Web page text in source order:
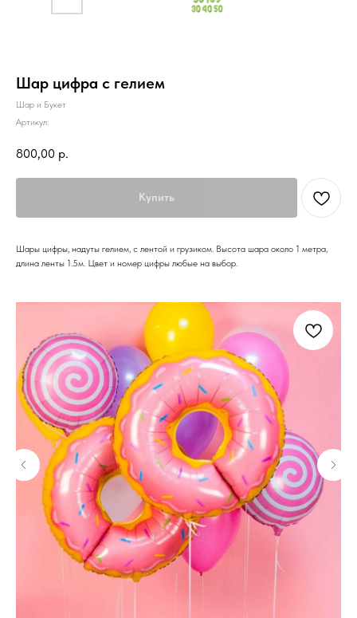
Шар цифра с гелием
Шар и Букет
Артикул:
800,00 р.
Купить
Шары цифры, надуты гелием, с лентой и грузиком. Высота шара около 1 метра,
длина ленты 1.5м. Цвет и номер цифры любые на выбор.